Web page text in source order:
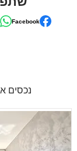
Facebook
נכסים